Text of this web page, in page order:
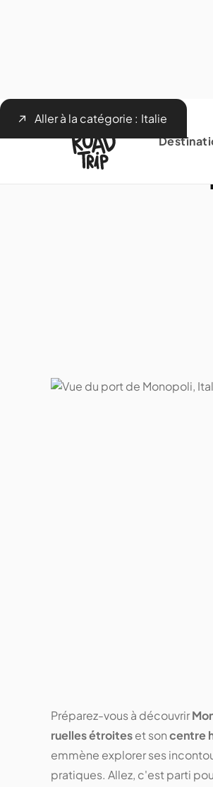
Aller à la catégorie : Italie
Préparez-vous à découvrir
ruelles étroiteset soncentre
emmène explorer ses
pratiques. Allez, c'est parti